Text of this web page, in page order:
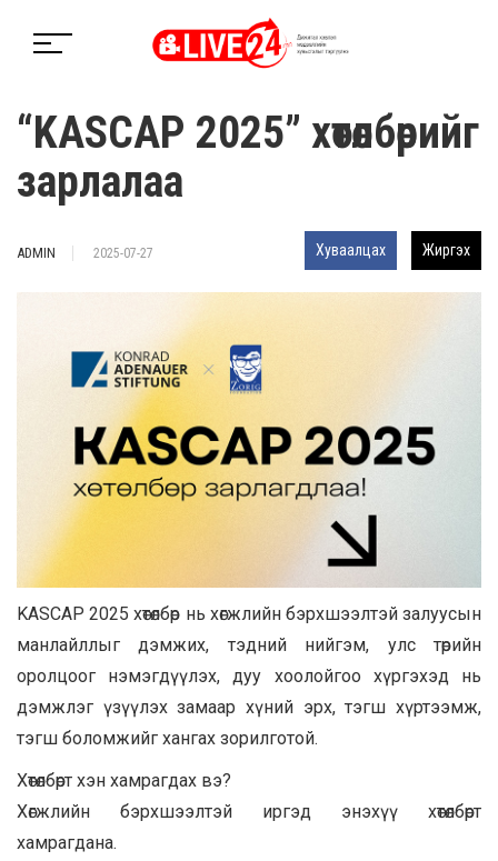
“KASCAP 2025” хөтөлбөрийг
зарлалаа
ADMIN 2025-07-27 Хуваалцах Жиргэх
KASCAP 2025 хөтөлбөр нь хөгжлийн бэрхшээлтэй залуусын
манлайллыг дэмжих, тэдний нийгэм, улс төрийн
оролцоог нэмэгдүүлэх, дуу хоолойгоо хүргэхэд нь
дэмжлэг үзүүлэх замаар хүний эрх, тэгш хүртээмж,
тэгш боломжийг хангах зорилготой.
Хөтөлбөрт хэн хамрагдах вэ?
Хөгжлийн бэрхшээлтэй иргэд энэхүү хөтөлбөрт
хамрагдана.